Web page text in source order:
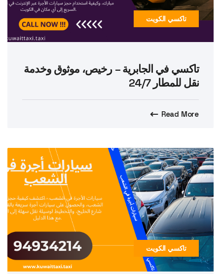
تاكسي الكويت
تاكسي في الجابرية – رخيص، موثوق وخدمة
نقل للمطار 24/7
Read More
تاكسي الكويت